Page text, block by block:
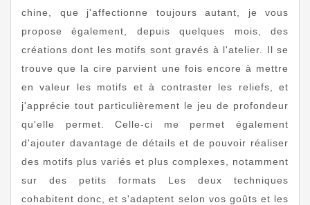
chine, que j'affectionne toujours autant, je vous
propose également, depuis quelques mois, des
créations dont les motifs sont gravés à l'atelier. Il se
trouve que la cire parvient une fois encore à mettre
en valeur les motifs et à contraster les reliefs, et
j'apprécie tout particulièrement le jeu de profondeur
qu'elle permet. Celle-ci me permet également
d'ajouter davantage de détails et de pouvoir réaliser
des motifs plus variés et plus complexes, notamment
sur des petits formats Les deux techniques
cohabitent donc, et s'adaptent selon vos goûts et les